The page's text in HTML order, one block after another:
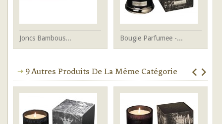
Joncs Bambous... Bougie Parfumee -...
9 Autres Produits De La Même Catégorie